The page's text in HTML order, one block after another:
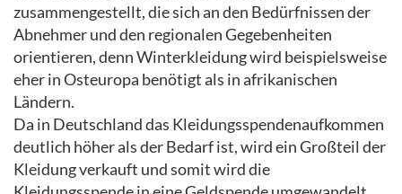
zusammengestellt, die sich an den Bedürfnissen der
Abnehmer und den regionalen Gegebenheiten
orientieren, denn Winterkleidung wird beispielsweise
eher in Osteuropa benötigt als in afrikanischen
Ländern.
Da in Deutschland das Kleidungsspendenaufkommen
deutlich höher als der Bedarf ist, wird ein Großteil der
Kleidung verkauft und somit wird die